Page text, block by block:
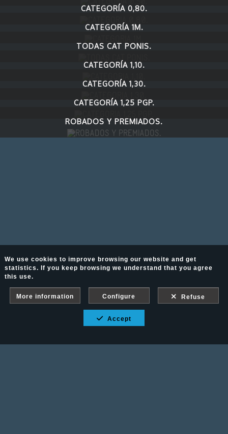
CATEGORÍA 0,80.
CATEGORÍA 1M.
TODAS CAT PONIS.
CATEGORÍA 1,10.
CATEGORÍA 1,30.
CATEGORÍA 1,25 PGP.
ROBADOS Y PREMIADOS.
We use cookies to improve browsing our website and get
statistics. If you keep browsing we understand that you agree
this use.
More information Configure Refuse
Accept